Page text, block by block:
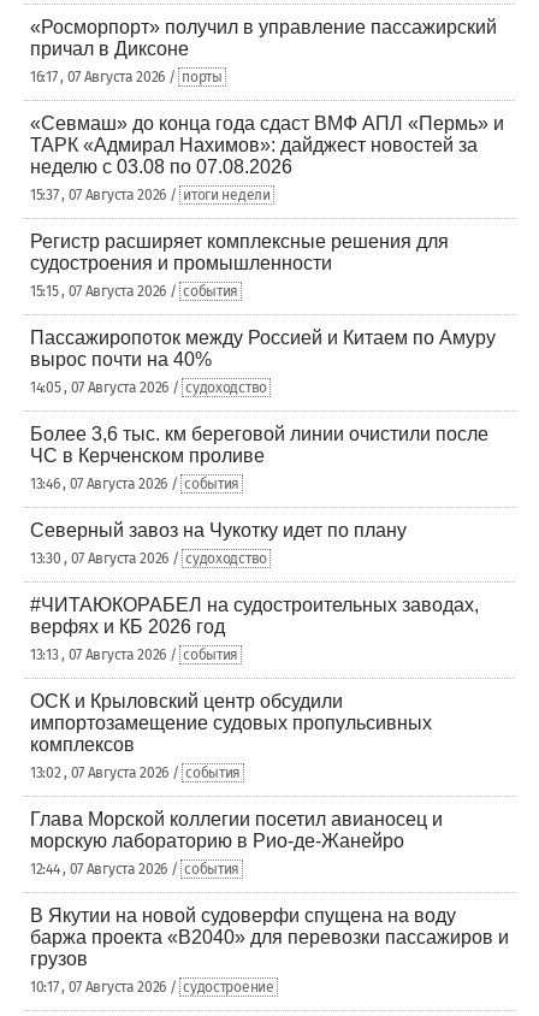
«Росморпорт» получил в управление пассажирский
причал в Диксоне
16:17 , 07 Августа 2026 / порты
«Севмаш» до конца года сдаст ВМФ АПЛ «Пермь» и
ТАРК «Адмирал Нахимов»: дайджест новостей за
неделю с 03.08 по 07.08.2026
15:37 , 07 Августа 2026 / итоги недели
Регистр расширяет комплексные решения для
судостроения и промышленности
15:15 , 07 Августа 2026 / события
Пассажиропоток между Россией и Китаем по Амуру
вырос почти на 40%
14:05 , 07 Августа 2026 / судоходство
Более 3,6 тыс. км береговой линии очистили после
ЧС в Керченском проливе
13:46 , 07 Августа 2026 / события
Северный завоз на Чукотку идет по плану
13:30 , 07 Августа 2026 / судоходство
#ЧИТАЮКОРАБЕЛ на судостроительных заводах,
верфях и КБ 2026 год
13:13 , 07 Августа 2026 / события
ОСК и Крыловский центр обсудили
импортозамещение судовых пропульсивных
комплексов
13:02 , 07 Августа 2026 / события
Глава Морской коллегии посетил авианосец и
морскую лабораторию в Рио-де-Жанейро
12:44 , 07 Августа 2026 / события
В Якутии на новой судоверфи спущена на воду
баржа проекта «В2040» для перевозки пассажиров и
грузов
10:17 , 07 Августа 2026 / судостроение